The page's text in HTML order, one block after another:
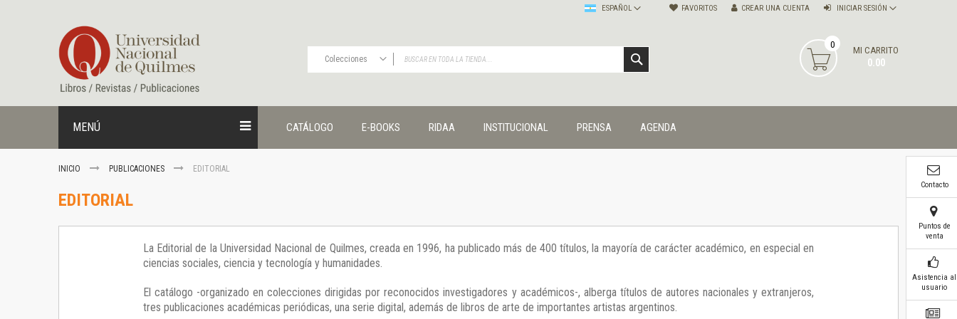
contenido
FAVORITOS INICIAR SESIÓN
CREAR UNA CUENTA
ESPAÑOL
Colecciones
Publicaciones
Editorial
Cuadernos universitarios
Derechos humanos
Ediciones especiales
Géneros
MI CARRITO
0.00
0
MENÚ CATÁLOGO E-BOOKS RIDAA INSTITUCIONAL PRENSA AGENDA
INICIO PUBLICACIONES EDITORIAL
EDITORIAL
La Editorial de la Universidad Nacional de Quilmes, creada en 1996, ha publicado más de 400 títulos, la mayoría de carácter académico, en especial en
ciencias sociales, ciencia y tecnología y humanidades.
El catálogo -organizado en colecciones dirigidas por reconocidos investigadores y académicos-, alberga títulos de autores nacionales y extranjeros,
tres publicaciones académicas periódicas, una serie digital, además de libros de arte de importantes artistas argentinos.
Contacto
Puntos de
venta
Asistencia al
usuario